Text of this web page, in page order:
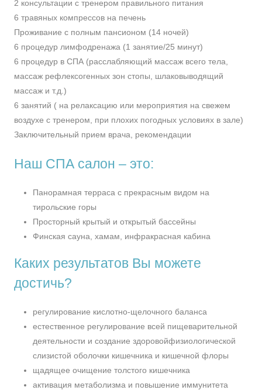
2 консультации с тренером правильного питания
6 травяных компрессов на печень
Проживание с полным пансионом (14 ночей)
6 процедур лимфодренажа (1 занятие/25 минут)
6 процедур в СПА (расслабляющий массаж всего тела,
массаж рефлексогенных зон стопы, шлаковыводящий
массаж и т.д.)
6 занятий ( на релаксацию или мероприятия на свежем
воздухе с тренером, при плохих погодных условиях в зале)
Заключительный прием врача, рекомендации
Наш СПА салон – это:
Панорамная терраса с прекрасным видом на
тирольские горы
Просторный крытый и открытый бассейны
Финская сауна, хамам, инфракрасная кабина
Каких результатов Вы можете
достичь?
регулирование кислотно-щелочного баланса
естественное регулирование всей пищеварительной
деятельности и создание здоровойфизиологической
слизистой оболочки кишечника и кишечной флоры
щадящее очищение толстого кишечника
активация метаболизма и повышение иммунитета